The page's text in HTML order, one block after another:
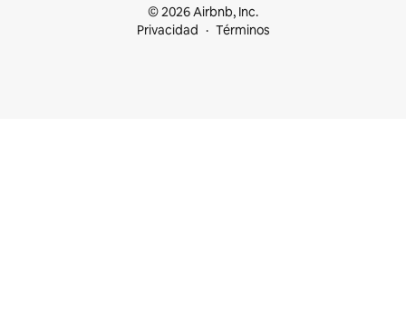
© 2026 Airbnb, Inc.
Privacidad
Términos